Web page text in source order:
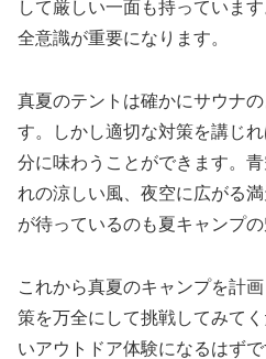
して厳しい一面も持っていま
全意識が重要になります。
真夏のテントは確かにサウナ
す。しかし適切な対策を講じ
分に味わうことができます。
れの涼しい風、夜空に広がる
が待っているのも夏キャンプの
これから真夏のキャンプを計
策を万全にして挑戦してみて
いアウトドア体験になるはずで